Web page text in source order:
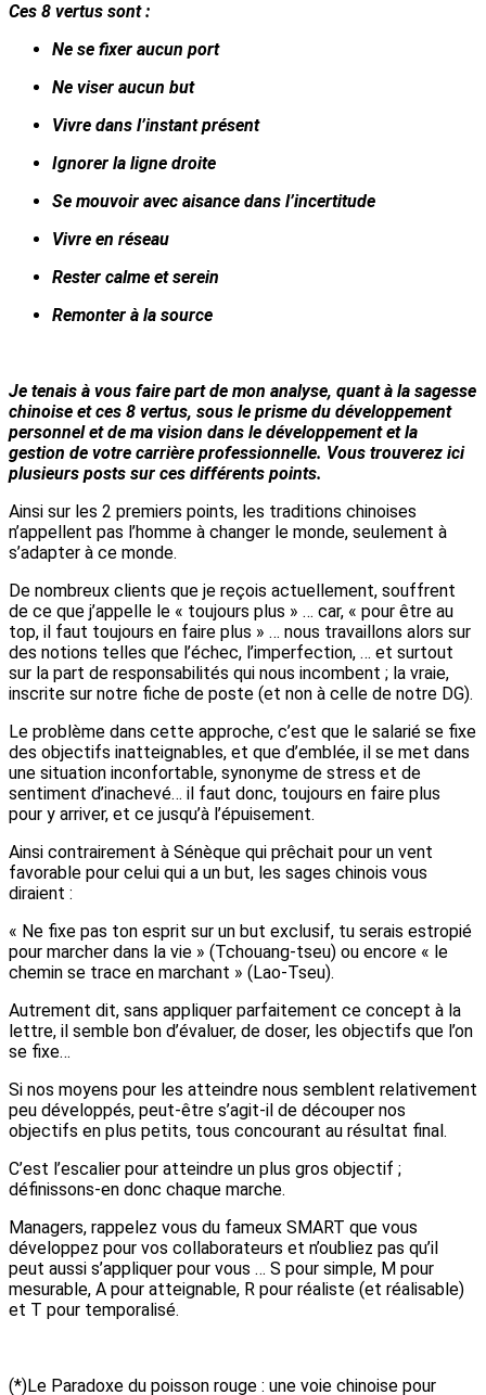
Ces 8 vertus sont :
Ne se fixer aucun port
Ne viser aucun but
Vivre dans l’instant présent
Ignorer la ligne droite
Se mouvoir avec aisance dans l’incertitude
Vivre en réseau
Rester calme et serein
Remonter à la source
Je tenais à vous faire part de mon analyse, quant à la sagesse
chinoise et ces 8 vertus, sous le prisme du développement
personnel et de ma vision dans le développement et la
gestion de votre carrière professionnelle. Vous trouverez ici
plusieurs posts sur ces différents points.
Ainsi sur les 2 premiers points, les traditions chinoises
n’appellent pas l’homme à changer le monde, seulement à
s’adapter à ce monde.
De nombreux clients que je reçois actuellement, souffrent
de ce que j’appelle le « toujours plus » … car, « pour être au
top, il faut toujours en faire plus » … nous travaillons alors sur
des notions telles que l’échec, l’imperfection, … et surtout
sur la part de responsabilités qui nous incombent ; la vraie,
inscrite sur notre fiche de poste (et non à celle de notre DG).
Le problème dans cette approche, c’est que le salarié se fixe
des objectifs inatteignables, et que d’emblée, il se met dans
une situation inconfortable, synonyme de stress et de
sentiment d’inachevé… il faut donc, toujours en faire plus
pour y arriver, et ce jusqu’à l’épuisement.
Ainsi contrairement à Sénèque qui prêchait pour un vent
favorable pour celui qui a un but, les sages chinois vous
diraient :
« Ne fixe pas ton esprit sur un but exclusif, tu serais estropié
pour marcher dans la vie » (Tchouang-tseu) ou encore « le
chemin se trace en marchant » (Lao-Tseu).
Autrement dit, sans appliquer parfaitement ce concept à la
lettre, il semble bon d’évaluer, de doser, les objectifs que l’on
se fixe…
Si nos moyens pour les atteindre nous semblent relativement
peu développés, peut-être s’agit-il de découper nos
objectifs en plus petits, tous concourant au résultat final.
C’est l’escalier pour atteindre un plus gros objectif ;
définissons-en donc chaque marche.
Managers, rappelez vous du fameux SMART que vous
développez pour vos collaborateurs et n’oubliez pas qu’il
peut aussi s’appliquer pour vous … S pour simple, M pour
mesurable, A pour atteignable, R pour réaliste (et réalisable)
et T pour temporalisé.
(*)Le Paradoxe du poisson rouge : une voie chinoise pour